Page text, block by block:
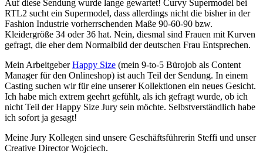
Auf diese Sendung wurde lange gewartet! Curvy Supermodel bei
RTL2 sucht ein Supermodel, dass allerdings nicht die bisher in der
Fashion Industrie vorherrschenden Maße 90-60-90 bzw.
Kleidergröße 34 oder 36 hat. Nein, diesmal sind Frauen mit Kurven
gefragt, die eher dem Normalbild der deutschen Frau Entsprechen.
Mein ArbeitgeberHappy Size (mein 9-to-5 Bürojob als Content
Manager für den Onlineshop) ist auch Teil der Sendung. In einem
Casting suchen wir für eine unserer Kollektionen ein neues Gesicht.
Ich habe mich extrem geehrt gefühlt, als ich gefragt wurde, ob ich
nicht Teil der Happy Size Jury sein möchte. Selbstverständlich habe
ich sofort ja gesagt!
Meine Jury Kollegen sind unsere Geschäftsführerin Steffi und unser
Creative Director Wojciech.